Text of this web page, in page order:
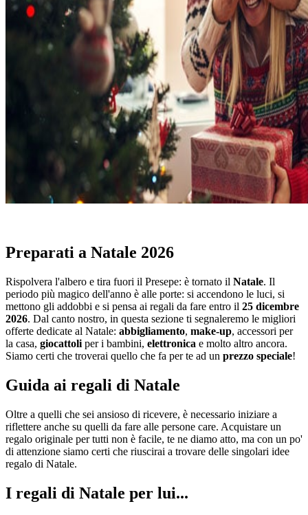
Preparati a Natale 2026
Rispolvera l'albero e tira fuori il Presepe: è tornato il Natale. Il
periodo più magico dell'anno è alle porte: si accendono le luci, si
mettono gli addobbi e si pensa ai regali da fare entro il 25 dicembre
2026. Dal canto nostro, in questa sezione ti segnaleremo le migliori
offerte dedicate al Natale: abbigliamento, make-up, accessori per
la casa, giocattoli per i bambini, elettronica e molto altro ancora.
Siamo certi che troverai quello che fa per te ad un prezzo speciale!
Guida ai regali di Natale
Oltre a quelli che sei ansioso di ricevere, è necessario iniziare a
riflettere anche su quelli da fare alle persone care. Acquistare un
regalo originale per tutti non è facile, te ne diamo atto, ma con un po'
di attenzione siamo certi che riuscirai a trovare delle singolari idee
regalo di Natale.
I regali di Natale per lui...